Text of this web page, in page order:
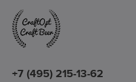
+7 (495) 215-13-62